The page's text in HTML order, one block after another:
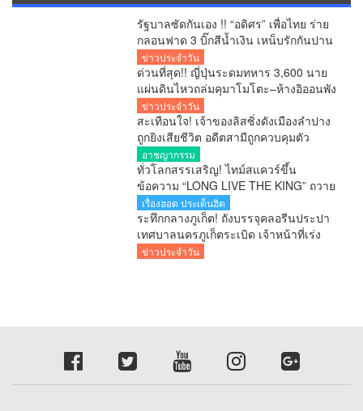
รัฐบาลซัดกันเอง !! “อดิศร” เพื่อไทย ร่าย
กลอนฟาด 3 บิ๊กสีน้ำเงิน เหน็บรักกันปาน
จะกลืน “เขากระโดง”
ข่าวประจำวัน
ด่วนที่สุด!! ญี่ปุ่นระดมทหาร 3,600 นาย
แผ่นดินไหวถล่มคุมาโมโตะ–ห้างอิออนพัง
เกรงมีผู้เสียชีวิตจำนวนมาก
ข่าวประจำวัน
สะเทือนใจ! เจ้าของลิสซิ่งดังเมืองลำปาง
ถูกยิงเสียชีวิต อดีตสามีถูกควบคุมตัว
อาชญากรรม
ทั่วโลกสรรเสริญ! ไทม์สแควร์ขึ้น
ข้อความ “LONG LIVE THE KING” ถวาย
พระพรในหลวง
เรื่องฮอต ประเด็นฮิต
ระทึกกลางภูเก็ต! ถังบรรจุคลอรีนประปา
เทศบาลนครภูเก็ตระเบิด เจ้าหน้าที่เร่ง
ควบคุมพื้นที่
ข่าวประจำวัน